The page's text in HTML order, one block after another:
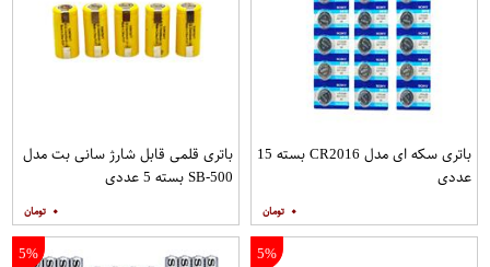
باتری سکه ای مدل CR2016 بسته 15
عددی
۰
باتری قلمی قابل شارژ سانی بت مدل
SB-500 بسته 5 عددی
۰
5%
5%